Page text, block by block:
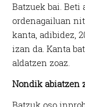
Batzuek bai.
ordenagailuan
kanta, adibidez,
izan da. Kanta
aldatzen zoaz.
Nondik abiatzen